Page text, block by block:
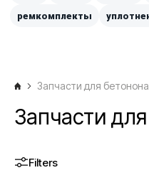
ремкомплекты
Запчасти
Filters